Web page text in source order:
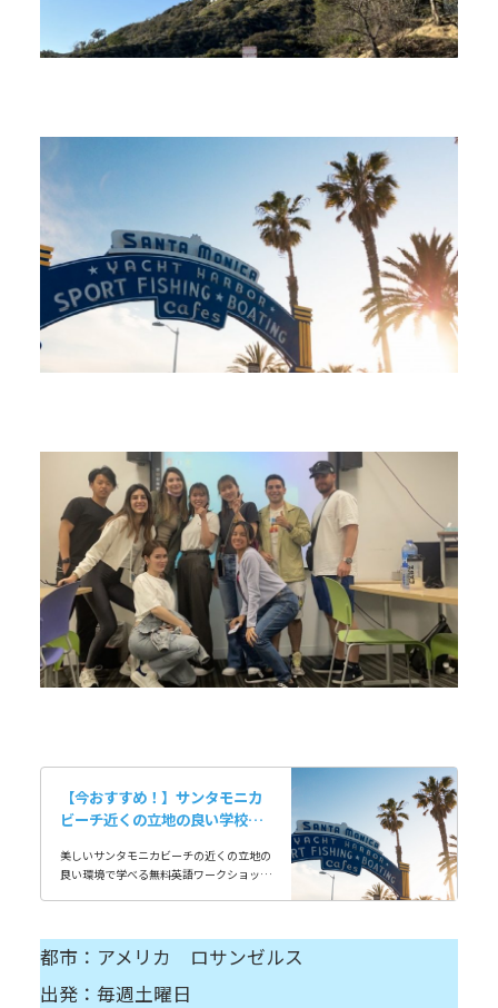
【今おすすめ！】サンタモニカ
ビーチ近くの立地の良い学校で
＆ホームステイ
美しいサンタモニカビーチの近くの立地の
良い環境で学べる無料英語ワークショップ
都市：アメリカ ロサンゼルス
出発：毎週土曜日